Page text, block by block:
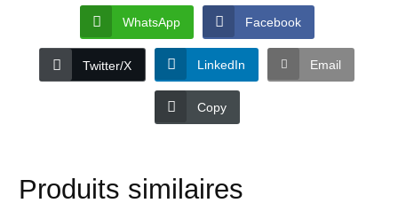
WhatsApp Facebook
Twitter/X LinkedIn Email
Copy
Produits similaires